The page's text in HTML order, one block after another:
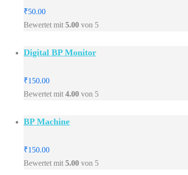
₹50.00
Bewertet mit 5.00 von 5
Digital BP Monitor
₹150.00
Bewertet mit 4.00 von 5
BP Machine
₹150.00
Bewertet mit 5.00 von 5